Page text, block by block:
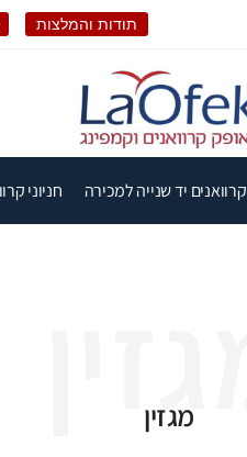
תודות והמלצות
קרוואנים יד שנייה למכירה חניוני
מגזין
מגזין